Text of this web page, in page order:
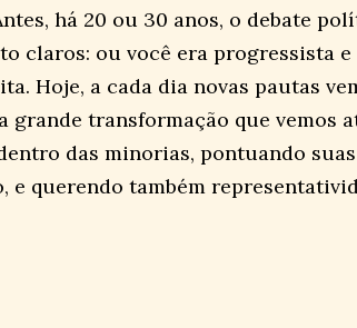
há 20 ou 30 anos, o debate
claros: ou você era progressista
Hoje, a cada dia novas pautas
grande transformação que vemos
das minorias, pontuando
e querendo também